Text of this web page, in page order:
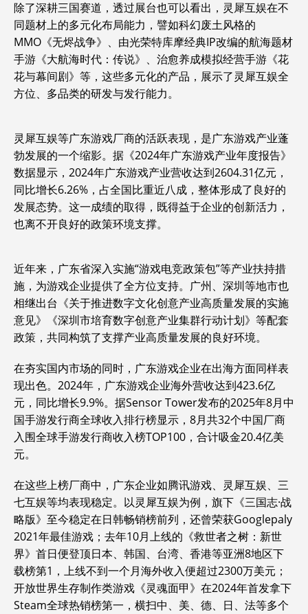
除了深耕三国赛道，透过展台也可以看出，灵犀互娱在不
同题材上的多元化布局能力，譬如科幻废土风格的
MMO《无烬战争》、由光荣特库摩经典IP改编的航海题材
手游《大航海时代：传说》、治愈养成模拟经营手游《花
花与幕间剧》等，这些多元化的产品，展示了灵犀互娱全
方位、多品类的研发与发行能力。
灵犀互娱等广东游戏厂商的活跃表现，是广东游戏产业蓬
勃发展的一个缩影。据《2024年广东游戏产业年度报告》
数据显示，2024年广东游戏产业营收达到2604.31亿元，
同比增长6.26%，占全国比重近八成，整体形成了良好的
发展态势。这一成绩的取得，既得益于企业的创新活力，
也离不开良好的政策环境支撑。
近年来，广东省深入实施“游戏电竞政策包”等产业扶持措
施，为游戏企业提供了全方位支持。广州、深圳等地市也
相继出台《关于推进数字文化创意产业高质量发展的实施
意见》《深圳市培育数字创意产业集群行动计划》等配套
政策，共同构筑了支撑产业高质量发展的良好环境。
在夯实国内市场的同时，广东游戏企业在出海方面同样表
现出色。2024年，广东游戏企业海外营收达到423.6亿
元，同比增长9.9%。据Sensor Tower发布的2025年8月中
国手游发行商全球收入排行榜显示，8月共32个中国厂商
入围全球手游发行商收入榜TOP100，合计吸金20.4亿美
元。
在这些上榜厂商中，广东企业如腾讯游戏、灵犀互娱、三
七互娱等均表现稳定。以灵犀互娱为例，旗下《三国志·战
略版》至今稳定在日韩畅销榜前列，还曾荣获Googlepaly
2021年最佳游戏；去年10月上线的《救世者之树：新世
界》首日便登顶日本、韩国、台湾、香港等亚洲8地区下
载榜第1，上线不到一个月海外收入便超过2300万美元；
开放世界生存制作类游戏《灵魂面甲》在2024年首发拿下
Steam全球热销榜第一，横扫中、美、德、日、法等多个